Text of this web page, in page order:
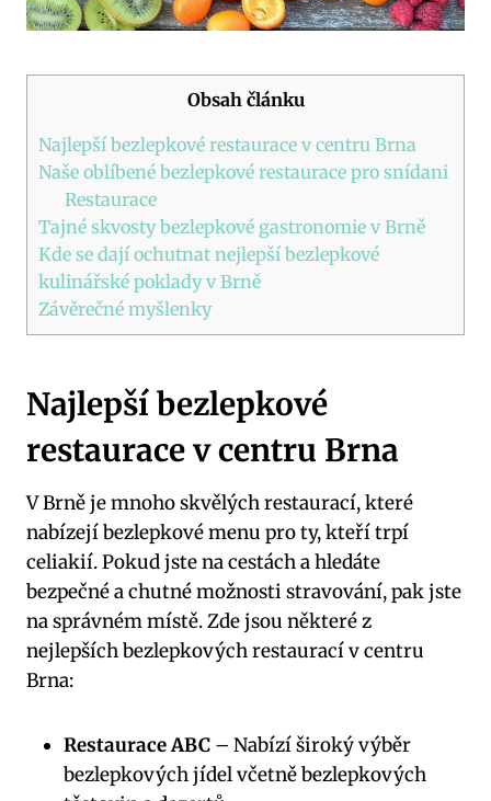
Obsah článku
Najlepší bezlepkové restaurace v centru Brna
Naše oblíbené bezlepkové restaurace pro snídani
Restaurace
Tajné skvosty bezlepkové gastronomie v Brně
Kde se dají ochutnat nejlepší bezlepkové
kulinářské poklady v Brně
Závěrečné myšlenky
Najlepší bezlepkové
restaurace v centru Brna
V Brně je mnoho skvělých restaurací, které
nabízejí bezlepkové menu pro ty, kteří trpí
celiakií. Pokud jste na cestách a hledáte
bezpečné a chutné možnosti stravování, pak jste
na správném místě. Zde jsou některé z
nejlepších bezlepkových restaurací v centru
Brna:
Restaurace ABC – Nabízí široký výběr
bezlepkových jídel včetně bezlepkových